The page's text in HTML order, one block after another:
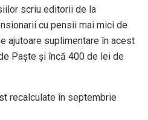
scriu editorii de la
cu pensii mai mici de
ajutoare suplimentare în acest
Paște și încă 400 de lei de
recalculate în septembrie